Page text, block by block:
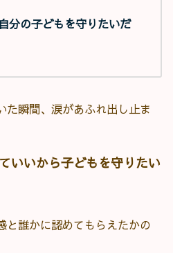
分の子どもを守りたいだ
た瞬間、涙があふれ出し止ま
いいから子どもを守りたい
と誰かに認めてもらえたかの